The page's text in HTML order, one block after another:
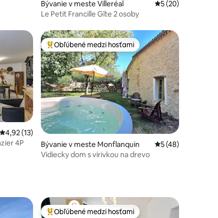
Bývanie v meste Villeréal Priemerné
5 (20)
Le Petit Francille Gîte 2 osoby
126
Priemerné ohodnotenie 4,92 z 5, počet hodnotení: 13
4,92 (13)
4P
Najobľúbenejšie medzi hosťami
Obľúbené medzi hosťami
Bývanie v meste Monflanquin Priemerné
5 (48)
Vidiecky dom s vírivkou na drevo
Najobľúbenejšie medzi hosťami
Obľúbené medzi hosťami